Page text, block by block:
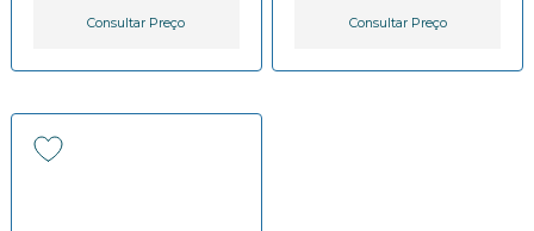
Consultar Preço Consultar Preço